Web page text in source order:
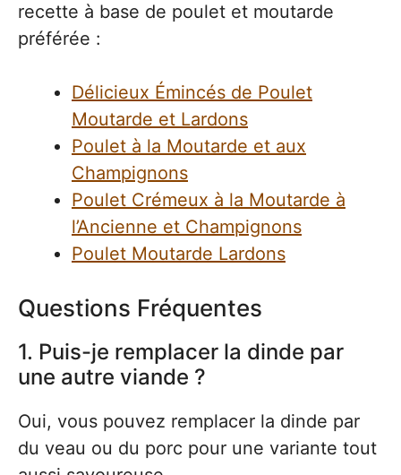
recette à base de poulet et moutarde
préférée :
Délicieux Émincés de Poulet
Moutarde et Lardons
Poulet à la Moutarde et aux
Champignons
Poulet Crémeux à la Moutarde à
l’Ancienne et Champignons
Poulet Moutarde Lardons
Questions Fréquentes
1. Puis-je remplacer la dinde par
une autre viande ?
Oui, vous pouvez remplacer la dinde par
du veau ou du porc pour une variante tout